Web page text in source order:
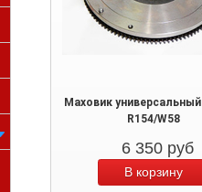
Маховик
R154/W58
6 350 руб